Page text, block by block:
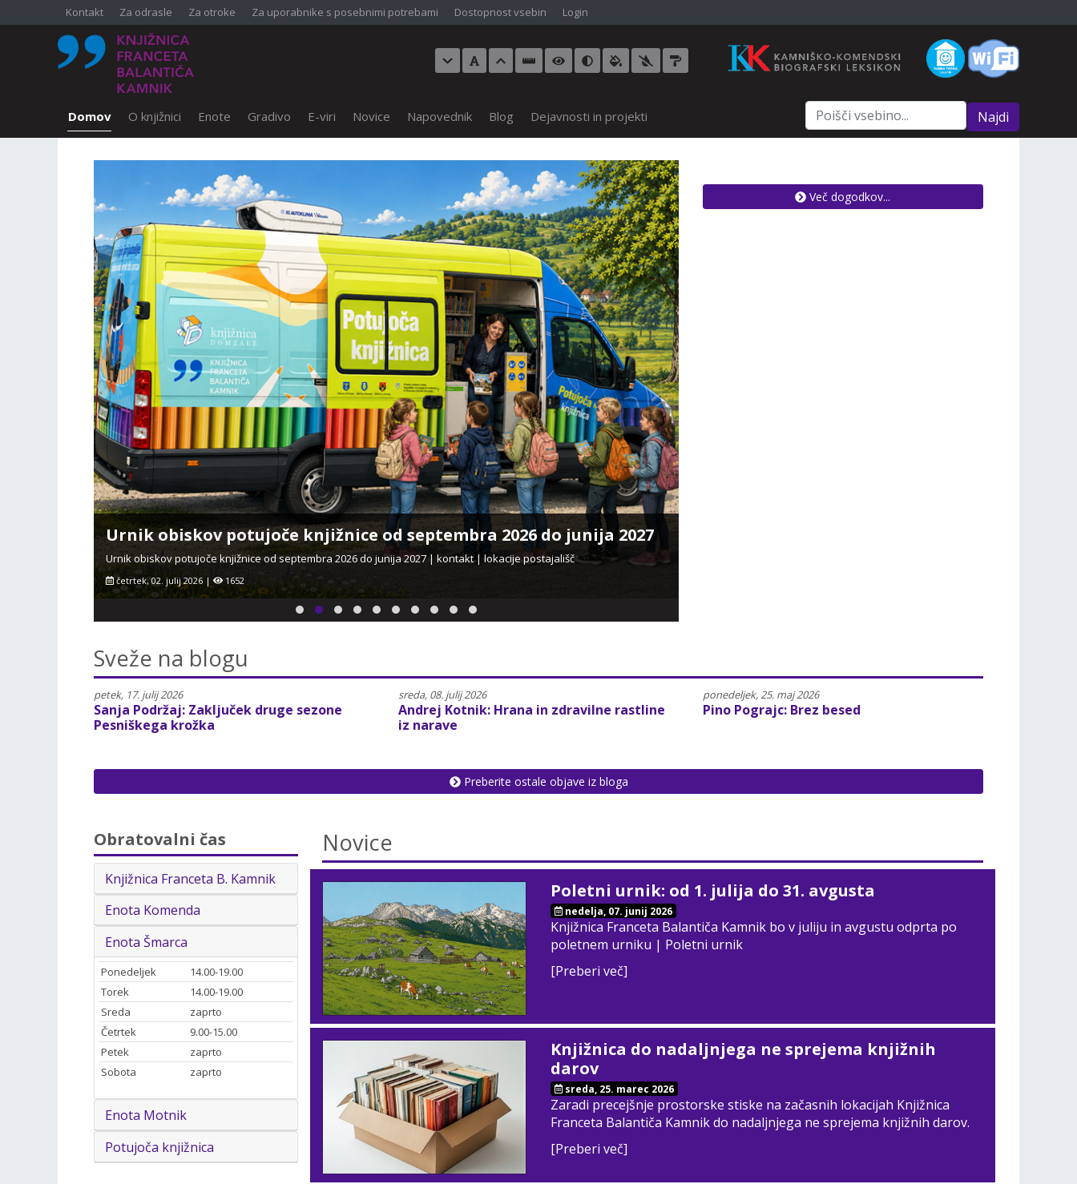
SKOČI DO OSREDNJE VSEBINE
Kontakt Za odrasle Za otroke Za uporabnike s posebnimi potrebami Dostopnost vsebin Login
Domov O knjižnici Enote Gradivo E-viri Novice Napovednik Blog Dejavnosti in projekti Najdi
Urnik obiskov potujoče knjižnice od septembra 2026 do junija 2027
Urnik obiskov potujoče knjižnice od septembra 2026 do junija 2027 | kontakt | lokacije postajališč
četrtek, 02. julij 2026 | 1652
Več dogodkov...
Sveže na blogu
petek, 17. julij 2026
Sanja Podržaj: Zaključek druge sezone
Pesniškega krožka
sreda, 08. julij 2026
Andrej Kotnik: Hrana in zdravilne rastline
iz narave
ponedeljek, 25. maj 2026
Pino Pograjc: Brez besed
Preberite ostale objave iz bloga
Novice
Poletni urnik: od 1. julija do 31. avgusta
nedelja, 07. junij 2026
Knjižnica Franceta Balantiča Kamnik bo v juliju in avgustu odprta po
poletnem urniku | Poletni urnik
[Preberi več]
Knjižnica do nadaljnjega ne sprejema knjižnih
darov
sreda, 25. marec 2026
Zaradi precejšnje prostorske stiske na začasnih lokacijah Knjižnica
Franceta Balantiča Kamnik do nadaljnjega ne sprejema knjižnih darov.
[Preberi več]
Obratovalni čas
Knjižnica Franceta B. Kamnik
Enota Komenda
Enota Šmarca
Ponedeljek
14.00-19.00
Torek
14.00-19.00
Sreda
zaprto
Četrtek
9.00-15.00
Petek
zaprto
Sobota
zaprto
Enota Motnik
Potujoča knjižnica